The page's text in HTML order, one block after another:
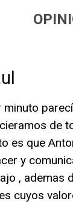
minuto
de
es que
y
, ademas
cuyos